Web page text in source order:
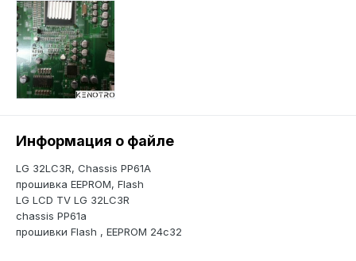
Информация о файле
LG 32LC3R, Chassis PP61A
прошивка EEPROM, Flash
LG LCD TV LG 32LC3R
chassis PP61a
прошивки Flash , EEPROM 24c32